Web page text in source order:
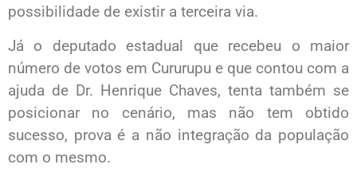
possibilidade de existir a terceira via.
Já o deputado estadual que recebeu o maior
número de votos em Cururupu e que contou com a
ajuda de Dr. Henrique Chaves, tenta também se
posicionar no cenário, mas não tem obtido
sucesso, prova é a não integração da população
com o mesmo.